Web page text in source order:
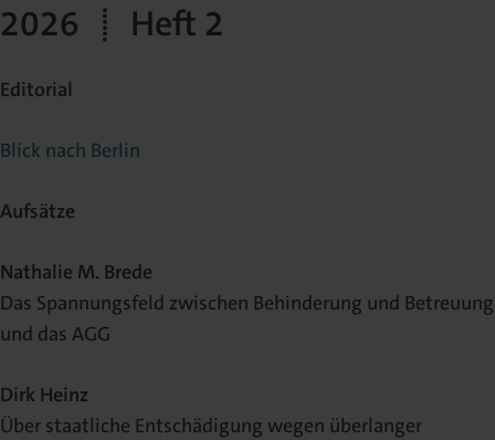
2026 | Heft 2
Editorial
Blick nach Berlin
Aufsätze
Nathalie M. Brede
Das Spannungsfeld zwischen Behinderung und Betreuung
und das AGG
Dirk Heinz
Über staatliche Entschädigung wegen überlanger